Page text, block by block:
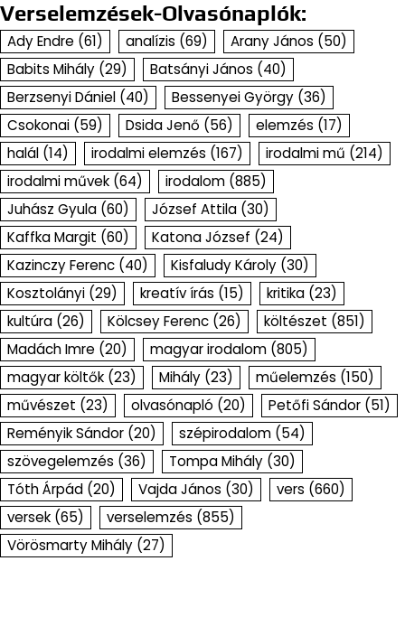
Verselemzések-Olvasónaplók:
Ady Endre (61) analízis (69) Arany János (50)
Babits Mihály (29) Batsányi János (40)
Berzsenyi Dániel (40) Bessenyei György (36)
Csokonai (59) Dsida Jenő (56) elemzés (17)
halál (14) irodalmi elemzés (167) irodalmi mű (214)
irodalmi művek (64) irodalom (885)
Juhász Gyula (60) József Attila (30)
Kaffka Margit (60) Katona József (24)
Kazinczy Ferenc (40) Kisfaludy Károly (30)
Kosztolányi (29) kreatív írás (15) kritika (23)
kultúra (26) Kölcsey Ferenc (26) költészet (851)
Madách Imre (20) magyar irodalom (805)
magyar költők (23) Mihály (23) műelemzés (150)
művészet (23) olvasónapló (20) Petőfi Sándor (51)
Reményik Sándor (20) szépirodalom (54)
szövegelemzés (36) Tompa Mihály (30)
Tóth Árpád (20) Vajda János (30) vers (660)
versek (65) verselemzés (855)
Vörösmarty Mihály (27)